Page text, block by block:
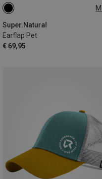
Super.Natural
Earflap Pet
€ 69,95
ONE SIZE